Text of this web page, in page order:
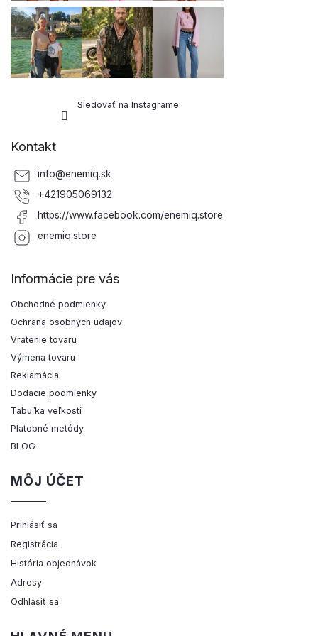
Sledovať na Instagrame
Kontakt
info@enemiq.sk
+421905069132
https://www.facebook.com/enemiq.store
enemiq.store
Informácie pre vás
Obchodné podmienky
Ochrana osobných údajov
Vrátenie tovaru
Výmena tovaru
Reklamácia
Dodacie podmienky
Tabuľka veľkostí
Platobné metódy
BLOG
MÔJ ÚČET
Prihlásiť sa
Registrácia
História objednávok
Adresy
Odhlásiť sa